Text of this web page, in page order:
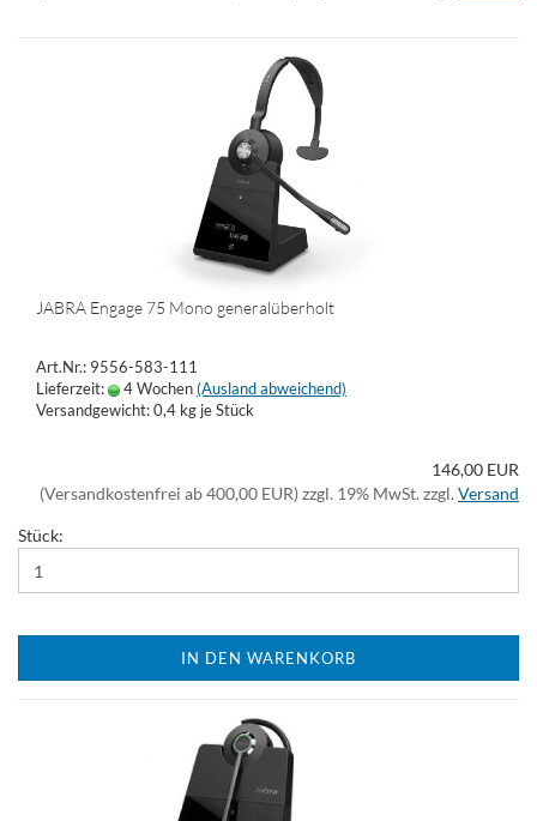
JABRA Engage 75 Mono generalüberholt
Art.Nr.: 9556-583-111
Lieferzeit:
4 Wochen(Ausland abweichend)
Versandgewicht:0,4 kg je Stück
146,00 EUR
(Versandkostenfrei ab 400,00 EUR) zzgl. 19% MwSt. zzgl. Versand
Stück:
IN DEN WARENKORB